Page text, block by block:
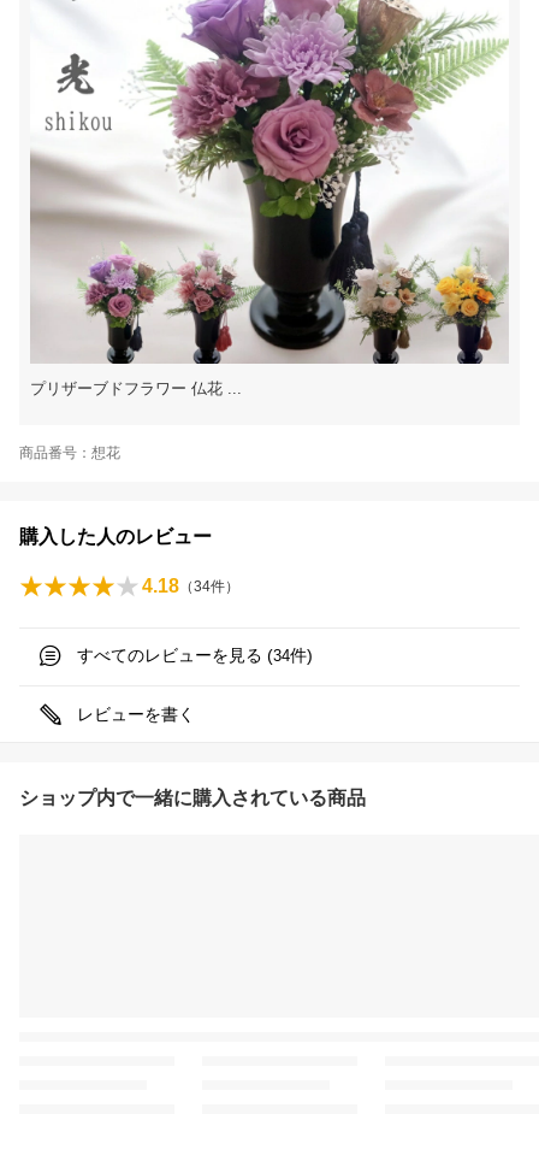
プリザーブドフラワー 仏花 ...
商品番号：想花
購入した人のレビュー
4.18 （34件）
すべてのレビューを見る (34件)
レビューを書く
ショップ内で一緒に購入されている商品